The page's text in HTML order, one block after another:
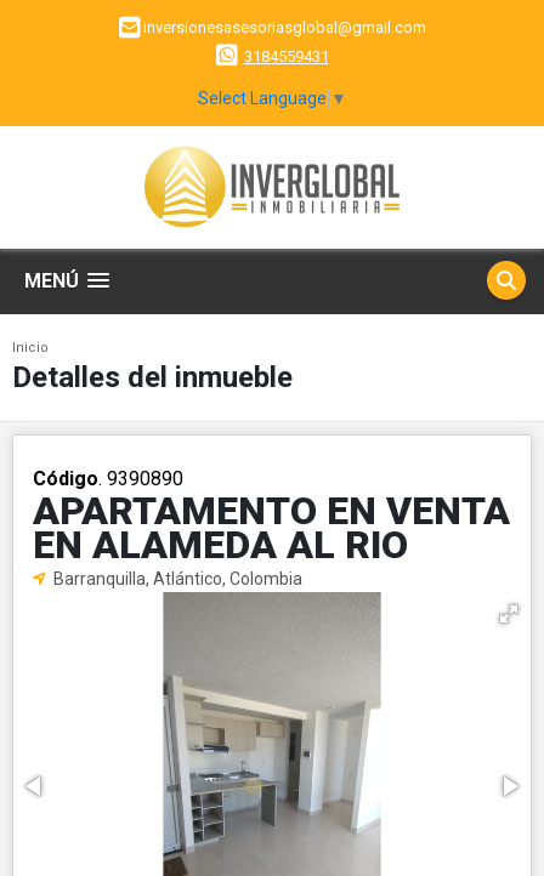
inversionesasesoriasglobal@gmail.com
3184559431
Select Language ▼
MENÚ
Inicio
Detalles del inmueble
Código. 9390890
APARTAMENTO EN VENTA
EN ALAMEDA AL RIO
Barranquilla, Atlántico, Colombia